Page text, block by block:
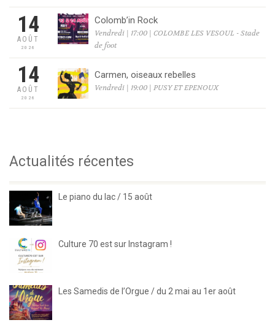
14
AOÛT
2026
Colomb’in Rock
Vendredi | 17:00 | COLOMBE LES VESOUL - Stade
de foot
14
AOÛT
2026
Carmen, oiseaux rebelles
Vendredi | 19:00 | PUSY ET EPENOUX
Actualités récentes
Le piano du lac / 15 août
Culture 70 est sur Instagram !
Les Samedis de l’Orgue / du 2 mai au 1er août